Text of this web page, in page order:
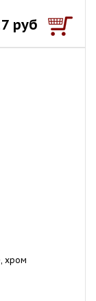
руб
хром